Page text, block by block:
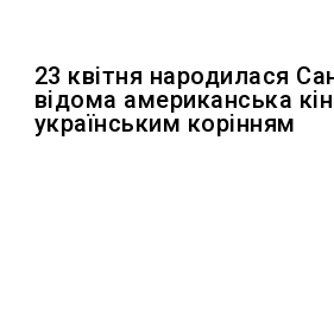
23 квітня народилася
відома американська
українським корінням